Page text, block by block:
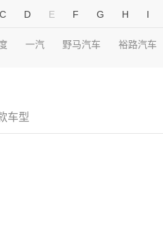
C D E F G H I
一汽 野马汽车 裕路汽车
车型